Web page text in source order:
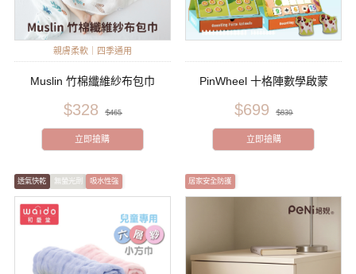
親膚柔軟｜四季通用
Muslin 竹棉纖維紗布包巾
$328 $465
立即搶購
PinWheel 十格陣數學啟蒙
$699 $839
立即搶購
透氣快乾 無螢光劑 吸水性強 居家安全防護